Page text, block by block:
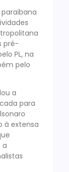
pré-
PL, na
pelo
a
para
à extensa
a